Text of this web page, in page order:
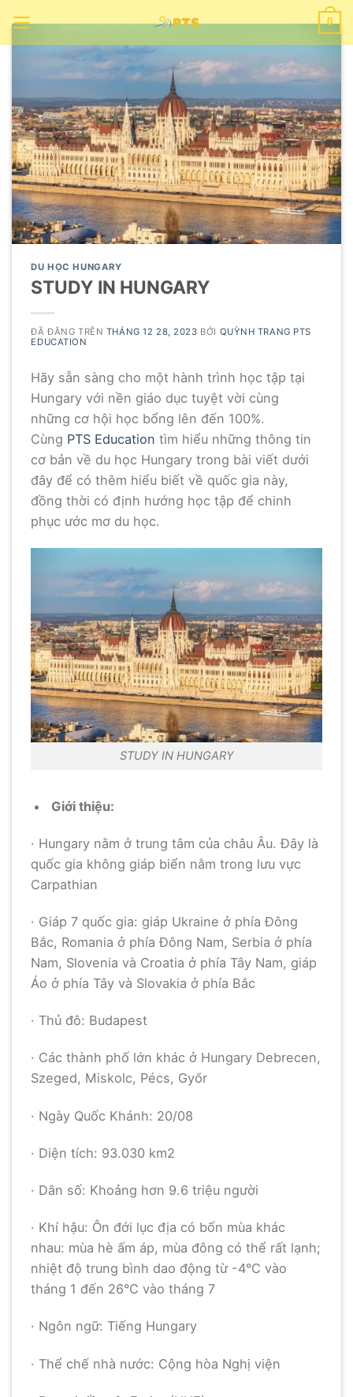
đến
0
DU HỌC HUNGARY
STUDY IN HUNGARY
ĐÃ ĐĂNG TRÊN THÁNG 12 28, 2023 BỞI QUỲNH TRANG PTS
EDUCATION
Hãy sẵn sàng cho một hành trình học tập tại
Hungary với nền giáo dục tuyệt vời cùng
những cơ hội học bổng lên đến 100%.
Cùng PTS Education tìm hiểu những thông tin
cơ bản về du học Hungary trong bài viết dưới
đây để có thêm hiểu biết về quốc gia này,
đồng thời có định hướng học tập để chinh
phục ước mơ du học.
STUDY IN HUNGARY
Giới thiệu:
· Hungary nằm ở trung tâm của châu Âu. Đây là
quốc gia không giáp biển nằm trong lưu vực
Carpathian
· Giáp 7 quốc gia: giáp Ukraine ở phía Đông
Bắc, Romania ở phía Đông Nam, Serbia ở phía
Nam, Slovenia và Croatia ở phía Tây Nam, giáp
Áo ở phía Tây và Slovakia ở phía Bắc
· Thủ đô: Budapest
· Các thành phố lớn khác ở Hungary Debrecen,
Szeged, Miskolc, Pécs, Győr
· Ngày Quốc Khánh: 20/08
· Diện tích: 93.030 km2
· Dân số: Khoảng hơn 9.6 triệu người
· Khí hậu: Ôn đới lục địa có bốn mùa khác
nhau: mùa hè ấm áp, mùa đông có thể rất lạnh;
nhiệt độ trung bình dao động từ -4°C vào
tháng 1 đến 26°C vào tháng 7
· Ngôn ngữ: Tiếng Hungary
· Thể chế nhà nước: Cộng hòa Nghị viện